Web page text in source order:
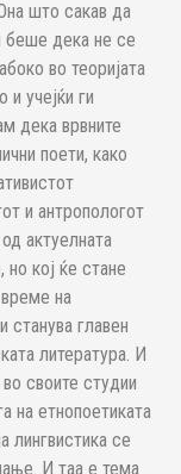
што сакав да
беше дека не се
во теоријата
и учејќи ги
дека врвните
поети, како
и антропологот
актуелната
кој ќе стане
на
станува главен
литература. И
своите студии
на етнопоетиката
лингвистика се
И таа е тема